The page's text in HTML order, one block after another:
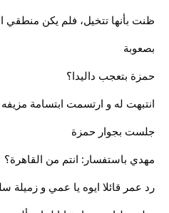
ظنت بأنها تتخيل، فلم يكن منطقي
بصعوبة
حمزة بتعجب داليدا؟
انتبهت له و ارتسمت ابتسامة
جلست بجوار حمزة
مهدي باستفسار: انتم من القاهرة؟
رد عمر قائلا ايوه يا عمي و